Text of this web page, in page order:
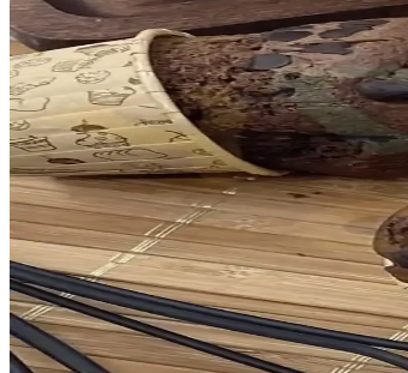
Epinox büyük harf kopat, şeker hamuru ile kolayca
Berdina Home 12 Bölmeli Muffin Kek
Berdina Home'un 12 bölmeli muffin kek kalıbı
Dolphin Siyah Gold Muffin Kek
Dolphin Siyah Gold Muffin Kek Kapsülü, eşit
Emsan Maya Kek Kalıbı 27 cm –
Emsan Maya Kek Kalıbı 27 cm, döküm
pembe dış görünümü mutfağa estetik katarken
Elit Parti Ayarlanabilir Pasta Çemberi: